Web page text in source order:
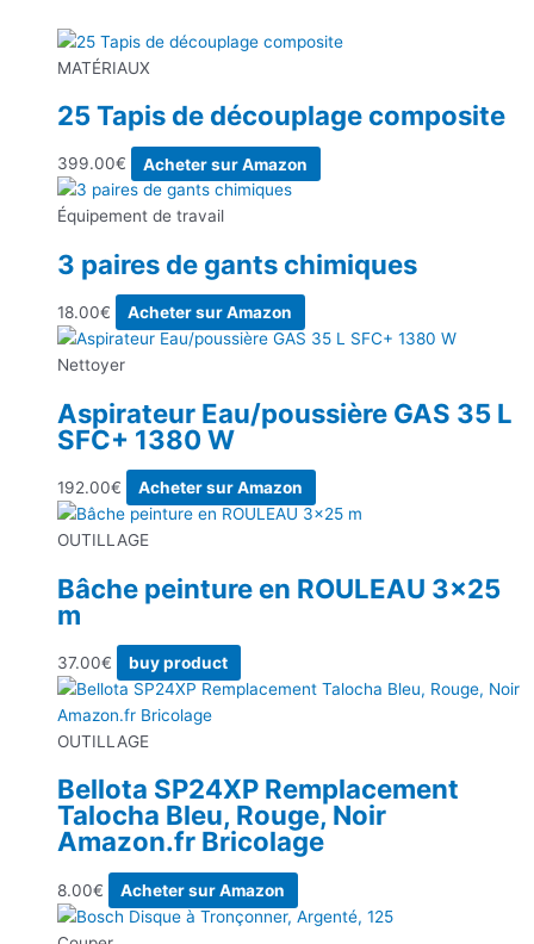
MATÉRIAUX
25 Tapis de découplage composite
399.00€ Acheter sur Amazon
Équipement de travail
3 paires de gants chimiques
18.00€ Acheter sur Amazon
Nettoyer
Aspirateur Eau/poussière GAS 35 L
SFC+ 1380 W
192.00€ Acheter sur Amazon
OUTILLAGE
Bâche peinture en ROULEAU 3×25
m
37.00€ buy product
OUTILLAGE
Bellota SP24XP Remplacement
Talocha Bleu, Rouge, Noir
Amazon.fr Bricolage
8.00€ Acheter sur Amazon